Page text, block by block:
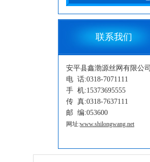
联系我们
安平县鑫渤源丝网有限公司
电 话:0318-7071111
手 机:15373695555
传 真:0318-7637111
邮 编:053600
网址:www.shilongwang.net